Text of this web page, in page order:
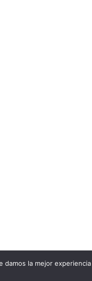
damos la mejor